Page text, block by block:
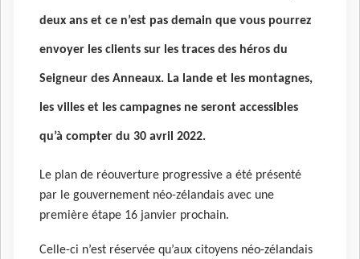
deux ans et ce n’est pas demain que vous pourrez
envoyer les clients sur les traces des héros du
Seigneur des Anneaux. La lande et les montagnes,
les villes et les campagnes ne seront accessibles
qu’à compter du 30 avril 2022.
Le plan de réouverture progressive a été présenté
par le gouvernement néo-zélandais avec une
première étape 16 janvier prochain.
Celle-ci n’est réservée qu’aux citoyens néo-zélandais